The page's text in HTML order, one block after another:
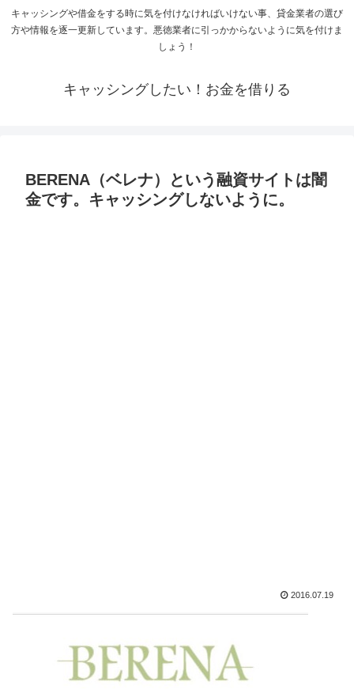
キャッシングや借金をする時に気を付けなければいけない事、貸金業者の選び
方や情報を逐一更新しています。悪徳業者に引っかからないように気を付けま
しょう！
キャッシングしたい！お金を借りる
BERENA（ベレナ）という融資サイトは闇
金です。キャッシングしないように。
2016.07.19